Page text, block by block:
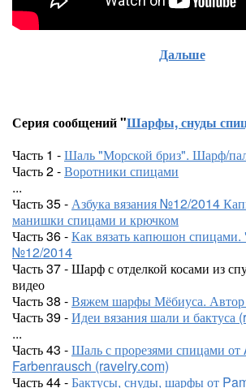
Дальше
Серия сообщений "Шарфы, снуды
Часть 1 -Шаль "Морской бриз". Шарф/
Часть 2 -Воротники спицами
...
Часть 35 -Азбука вязания №12/2014
манишки спицами и крючком
Часть 36 -Как вязать капюшон спицами.
№12/2014
Часть 37 - Шарф с отделкой косами из
видео
Часть 38 -Вяжем шарфы Мёбиуса. Автор
Часть 39 -Идеи вязания шали и бактуса
...
Часть 43 -Шаль с прорезями спицами
Farbenrausch (ravelry.com)
Часть 44 -Бактусы, снуды, шарфы от